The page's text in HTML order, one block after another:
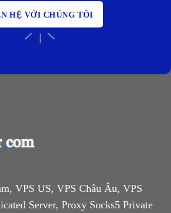
HỆ VỚI CHÚNG TÔI
VPS US, VPS Châu Âu, VPS
Server, Proxy Socks5 Private